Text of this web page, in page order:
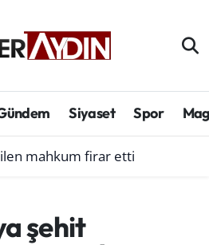
Siyaset Spor
mahkum firar etti
şehit
ve Fikstür